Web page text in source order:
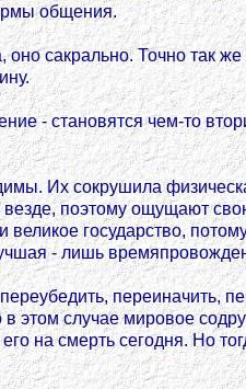
общения.
сакрально. Точно так
- становятся чем-то
Их сокрушила
поэтому ощущают
государство,
- лишь
переиначить,
случае мировое
на смерть сегодня. Но